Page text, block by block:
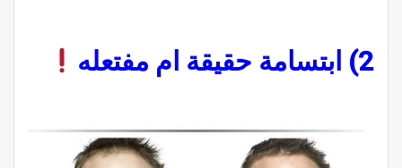
2) ابتسامة حقيقة ام مفتعله